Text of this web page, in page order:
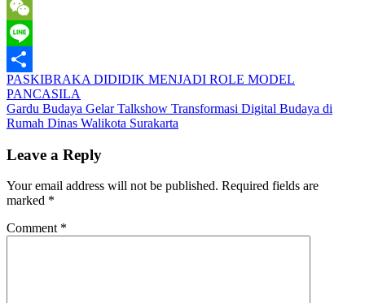
Copy
Link
WeChat
Line
Share
Post
navigation
PASKIBRAKA DIDIDIK MENJADI ROLE MODEL
PANCASILA
Gardu Budaya Gelar Talkshow Transformasi Digital Budaya di
Rumah Dinas Walikota Surakarta
Leave a Reply
Your email address will not be published. Required fields are
marked *
Comment *